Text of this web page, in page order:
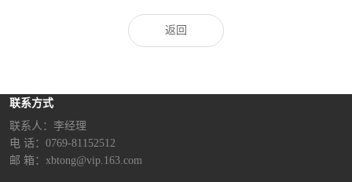
返回
联系方式
联系人：李经理‬
电 话：0769-81152512
邮 箱：xbtong@vip.163.com